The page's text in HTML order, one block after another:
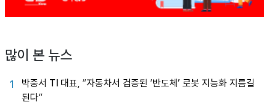
많이 본 뉴스
1
박중서 TI 대표, “자동차서 검증된 ‘반도체’ 로봇 지능화 지름길
된다”